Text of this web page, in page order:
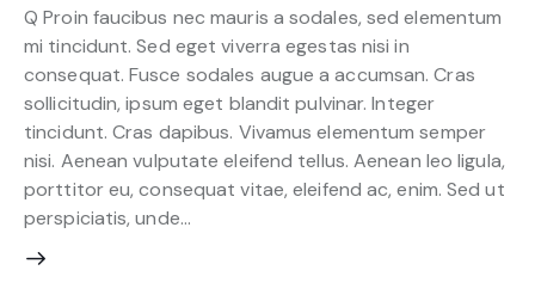
Q Proin faucibus nec mauris a sodales, sed elementum
mi tincidunt. Sed eget viverra egestas nisi in
consequat. Fusce sodales augue a accumsan. Cras
sollicitudin, ipsum eget blandit pulvinar. Integer
tincidunt. Cras dapibus. Vivamus elementum semper
nisi. Aenean vulputate eleifend tellus. Aenean leo ligula,
porttitor eu, consequat vitae, eleifend ac, enim. Sed ut
perspiciatis, unde…